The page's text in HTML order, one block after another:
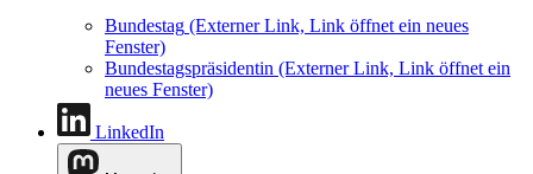
Bundestag (Externer Link, Link öffnet ein neues
Fenster)
Bundestagspräsidentin (Externer Link, Link öffnet ein
neues Fenster)
LinkedIn